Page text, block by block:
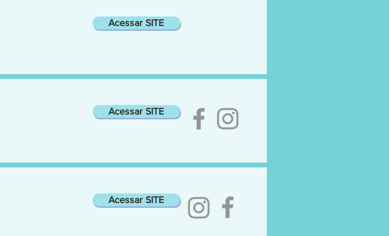
Acessar SITE
Acessar SITE
Acessar SITE